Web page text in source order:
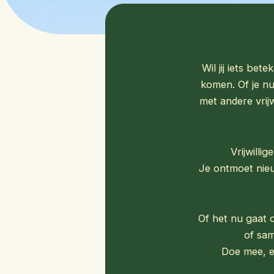
Wil jij iets
komen. Of je
met andere
Je ontmoet
Of het nu gaat
of
Doe mee,